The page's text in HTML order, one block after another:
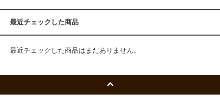
最近チェックした商品
最近チェックした商品はまだありません。